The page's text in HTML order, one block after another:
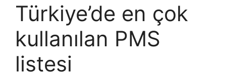
Türkiye’de en çok
kullanılan PMS
listesi